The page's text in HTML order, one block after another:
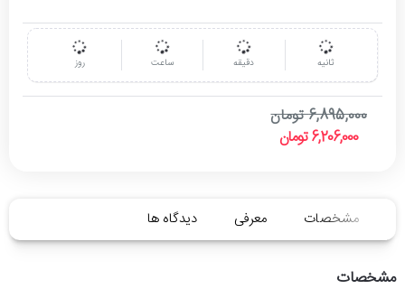
روز ساعت دقیقه ثانیه
6,206,000 تومان
6,895,000 تومان
مشخصات معرفی دیدگاه ها
مشخصات